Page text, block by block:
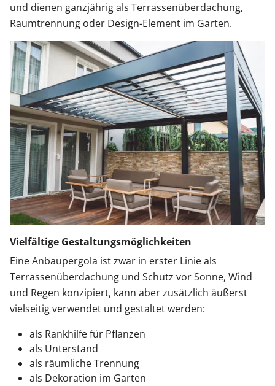
und dienen ganzjährig als Terrassenüberdachung,
Raumtrennung oder Design-Element im Garten.
Vielfältige Gestaltungsmöglichkeiten
Eine Anbaupergola ist zwar in erster Linie als
Terrassenüberdachung und Schutz vor Sonne, Wind
und Regen konzipiert, kann aber zusätzlich äußerst
vielseitig verwendet und gestaltet werden:
als Rankhilfe für Pflanzen
als Unterstand
als räumliche Trennung
als Dekoration im Garten